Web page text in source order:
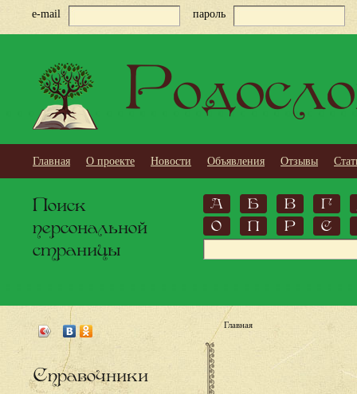
e-mail пароль
Главная О проекте Новости Объявления Отзывы
Поиск
персональной
страницы
А Б В
Г
О
П Р С
Справочники
Главная